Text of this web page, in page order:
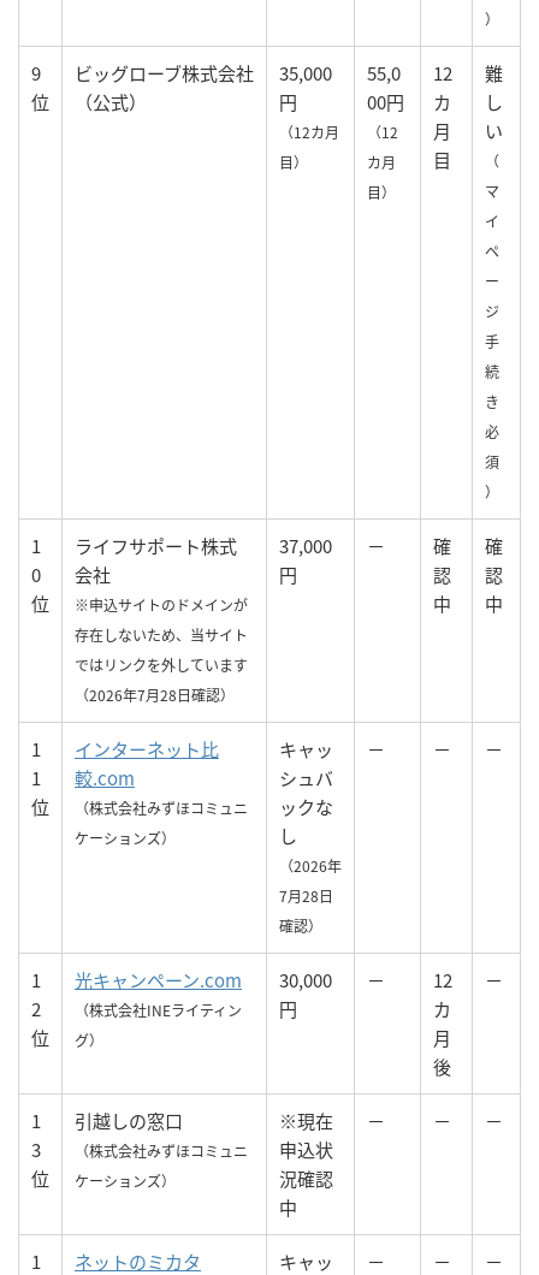
）
9
位
ビッグローブ株式会社
（公式）
35,000
円
（12カ月
目）
55,0
00円
（12
カ月
目）
12
カ
月
目
難
し
い
（
マ
イ
ペ
ー
ジ
手
続
き
必
須
）
1
0
位
ライフサポート株式
会社
※申込サイトのドメインが
存在しないため、当サイト
ではリンクを外しています
（2026年7月28日確認）
37,000
円
－
確
認
中
確
認
中
1
1
位
インターネット比
較.com
（株式会社みずほコミュニ
ケーションズ）
キャッ
シュバ
ックな
し
（2026年
7月28日
確認）
－ － －
1
2
位
光キャンペーン.com
（株式会社INEライティン
グ）
30,000
円
－
12
カ
月
後
－
1
3
位
引越しの窓口
（株式会社みずほコミュニ
ケーションズ）
※現在
申込状
況確認
中
－ － －
1
ネットのミカタ
キャッ
－ － －